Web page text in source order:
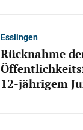
Esslingen
Rücknahme
12-jährigem